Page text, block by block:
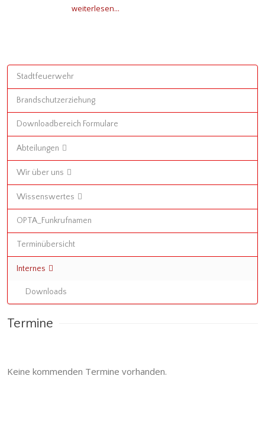
weiterlesen...
Stadtfeuerwehr
Brandschutzerziehung
Downloadbereich Formulare
Abteilungen
Wir über uns
Wissenswertes
OPTA_Funkrufnamen
Terminübersicht
Internes
Downloads
Termine
Keine kommenden Termine vorhanden.